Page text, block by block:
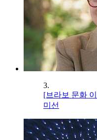
3.
[브라보 문화
미선